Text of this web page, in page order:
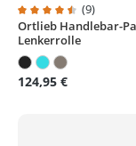
Durchschnittliche
(9)
Ortlieb Handlebar-
Lenkerrolle
124,95 €